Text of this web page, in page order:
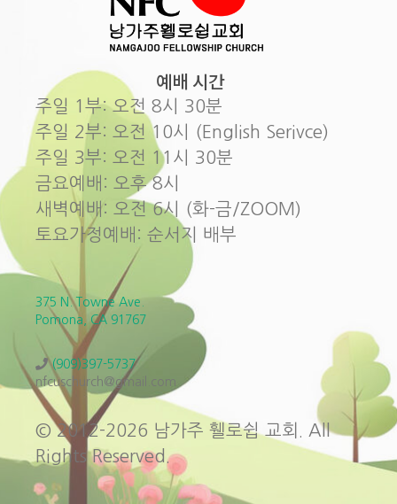
예배 시간
주일 1부: 오전 8시 30분
주일 2부: 오전 10시 (English Serivce)
주일 3부: 오전 11시 30분
금요예배: 오후 8시
새벽예배: 오전 6시 (화-금/ZOOM)
토요가정예배: 순서지 배부
375 N. Towne Ave.
Pomona, CA 91767
(909)397-5737
nfcuschurch@gmail.com
© 2012-2026 남가주 휄로쉽 교회. All
Rights Reserved.